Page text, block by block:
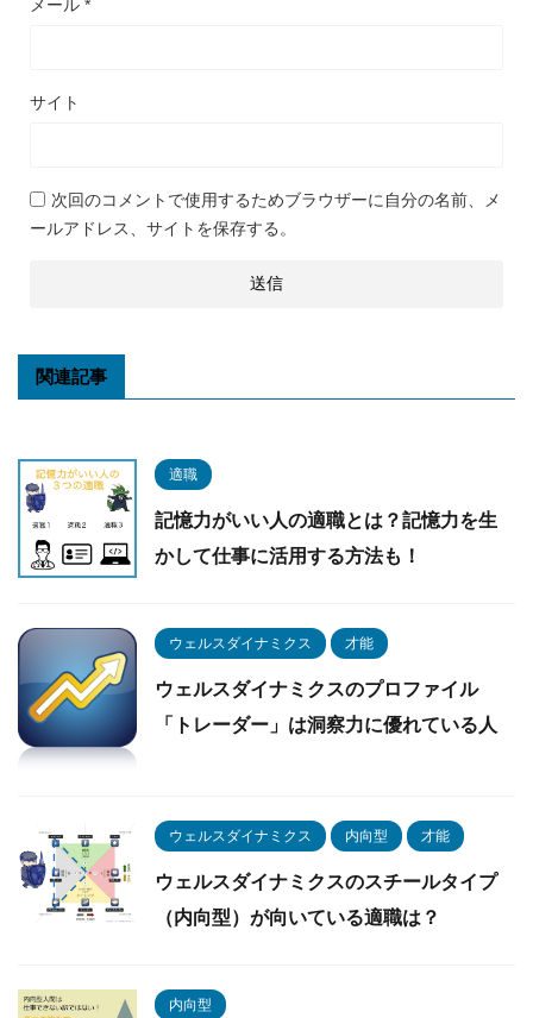
メール *
サイト
次回のコメントで使用するためブラウザーに自分の名前、メ
ールアドレス、サイトを保存する。
関連記事
適職
記憶力がいい人の適職とは？記憶力を生
かして仕事に活用する方法も！
ウェルスダイナミクス 才能
ウェルスダイナミクスのプロファイル
「トレーダー」は洞察力に優れている人
ウェルスダイナミクス 内向型 才能
ウェルスダイナミクスのスチールタイプ
（内向型）が向いている適職は？
内向型